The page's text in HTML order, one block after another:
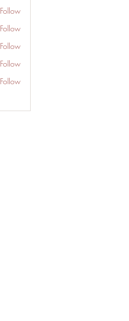
Follow
Follow
Follow
Follow
Follow